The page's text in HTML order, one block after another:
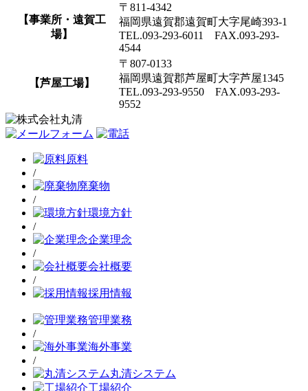
【事業所・遠賀工
場】
〒811-4342
福岡県遠賀郡遠賀町大字尾崎393-1
TEL.093-293-6011 FAX.093-293-
4544
【芦屋工場】
〒807-0133
福岡県遠賀郡芦屋町大字芦屋1345
TEL.093-293-9550 FAX.093-293-
9552
原料
/
廃棄物
/
環境方針
/
企業理念
/
会社概要
/
採用情報
管理業務
/
海外事業
/
丸清システム
工場紹介